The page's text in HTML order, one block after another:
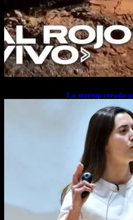
La startup creada
estrés financiero